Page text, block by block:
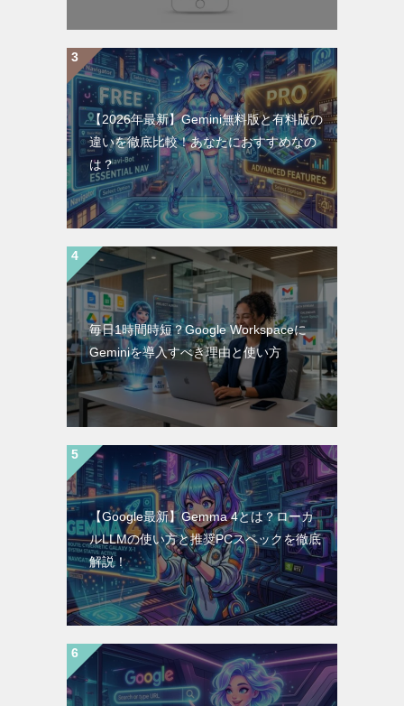
【2026年最新】Gemini無料版と有料版の
違いを徹底比較！あなたにおすすめなの
は？
毎日1時間時短？Google Workspaceに
Geminiを導入すべき理由と使い方
【Google最新】Gemma 4とは？ローカ
ルLLMの使い方と推奨PCスペックを徹底
解説！